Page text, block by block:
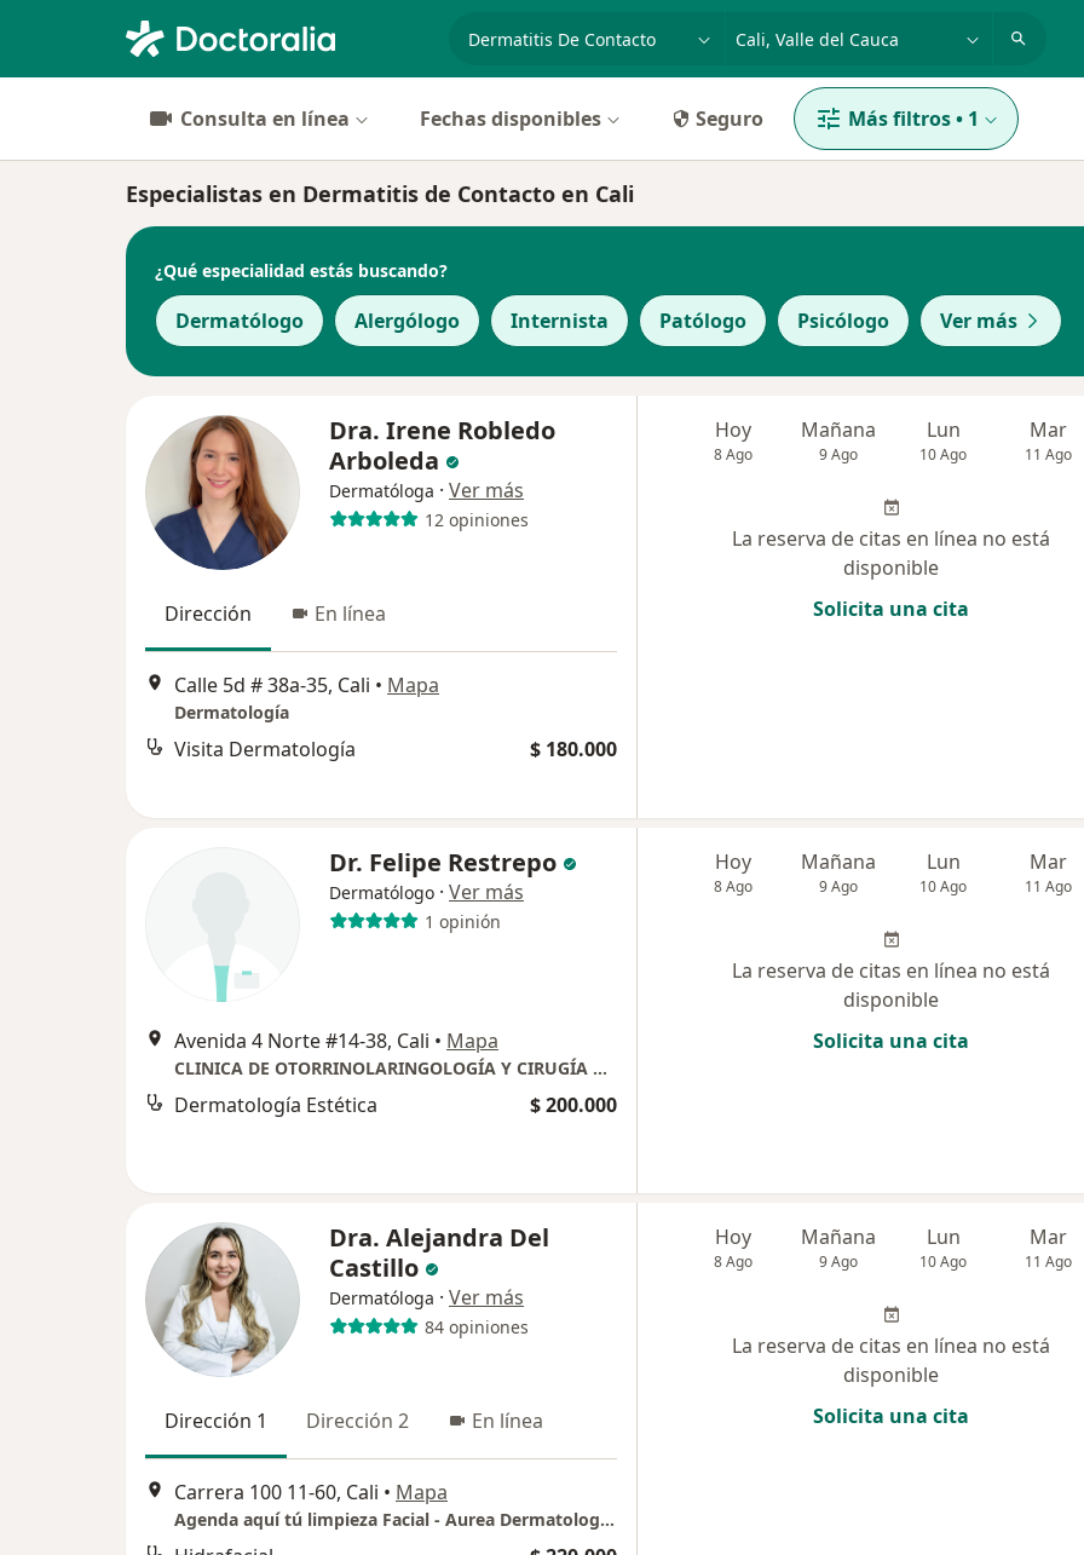
Consulta en línea Fechas disponibles Seguro Más filtros• 1
Especialistas en Dermatitis de Contacto en Cali
¿Qué especialidad estás buscando?
Dermatólogo Alergólogo Internista Patólogo Psicólogo Ver más
Dra. Irene Robledo
Arboleda
Dermatóloga · Ver más
12 opiniones
Dirección En línea
Calle 5d # 38a-35, Cali • Mapa
Dermatología
Visita Dermatología $ 180.000
Hoy
8 Ago
Mañana
9 Ago
Lun
10 Ago
Mar
11 Ago
La reserva de citas en línea no está
disponible
Solicita una cita
Dr. Felipe Restrepo
Dermatólogo · Ver más
1 opinión
Avenida 4 Norte #14-38, Cali • Mapa
CLINICA DE OTORRINOLARINGOLOGÍA Y CIRUGÍA PLÁSTICA
Dermatología Estética $ 200.000
Hoy
8 Ago
Mañana
9 Ago
Lun
10 Ago
Mar
11 Ago
La reserva de citas en línea no está
disponible
Solicita una cita
Dra. Alejandra Del
Castillo
Dermatóloga · Ver más
84 opiniones
Dirección 1 Dirección 2 En línea
Carrera 100 11-60, Cali • Mapa
Agenda aquí tú limpieza Facial - Aurea Dermatology Clinic
Hoy
8 Ago
Mañana
9 Ago
Lun
10 Ago
Mar
11 Ago
La reserva de citas en línea no está
disponible
Solicita una cita